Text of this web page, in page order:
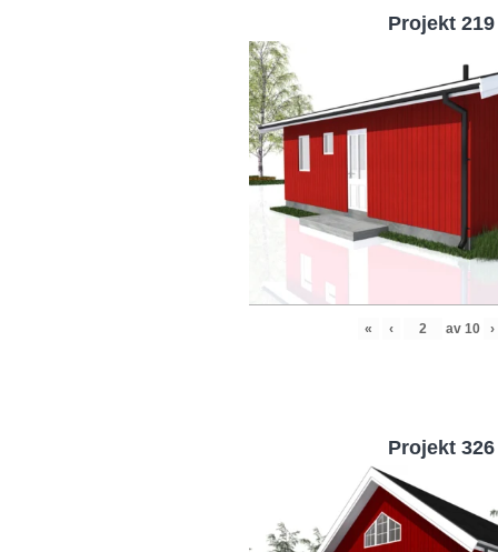
Projekt 219
« ‹ av 10 ›
Projekt 326